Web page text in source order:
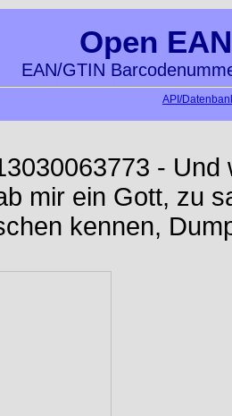
Open
EAN/GTIN
API/
-
mir ein Gott, zu
kennen,